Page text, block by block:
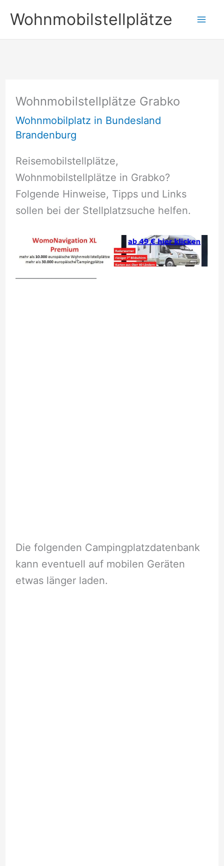
Inhalt
springen
Wohnmobilstellplätze
Wohnmobilstellplätze Grabko
Wohnmobilplatz in Bundesland
Brandenburg
Reisemobilstellplätze,
Wohnmobilstellplätze in Grabko?
Folgende Hinweise, Tipps und Links
sollen bei der Stellplatzsuche helfen.
Die folgenden Campingplatzdatenbank
kann eventuell auf mobilen Geräten
etwas länger laden.